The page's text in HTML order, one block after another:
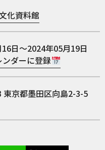
化資料館
日～2024年05月19日
ダーに登録
東京都墨田区向島2-3-5